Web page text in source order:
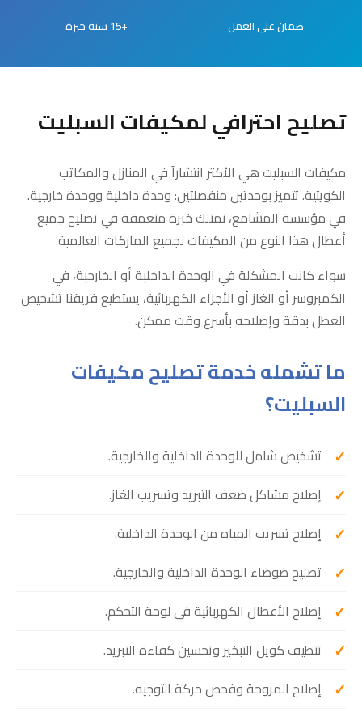
ضمان على العمل +15 سنة خبرة
تصليح احترافي لمكيفات السبليت
مكيفات السبليت هي الأكثر انتشاراً في المنازل والمكاتب
الكويتية. تتميز بوحدتين منفصلتين: وحدة داخلية ووحدة خارجية.
في مؤسسة المشامع، نمتلك خبرة متعمقة في تصليح جميع
أعطال هذا النوع من المكيفات لجميع الماركات العالمية.
سواء كانت المشكلة في الوحدة الداخلية أو الخارجية، في
الكمبروسر أو الغاز أو الأجزاء الكهربائية، يستطيع فريقنا تشخيص
العطل بدقة وإصلاحه بأسرع وقت ممكن.
ما تشمله خدمة تصليح مكيفات
السبليت؟
تشخيص شامل للوحدة الداخلية والخارجية.
إصلاح مشاكل ضعف التبريد وتسريب الغاز.
إصلاح تسريب المياه من الوحدة الداخلية.
تصليح ضوضاء الوحدة الداخلية والخارجية.
إصلاح الأعطال الكهربائية في لوحة التحكم.
تنظيف كويل التبخير وتحسين كفاءة التبريد.
إصلاح المروحة وفحص حركة التوجيه.